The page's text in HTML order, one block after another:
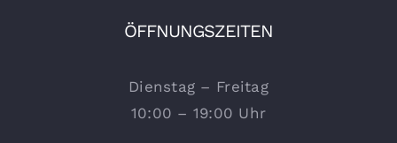
ÖFFNUNGSZEITEN
Dienstag – Freitag
10:00 – 19:00 Uhr